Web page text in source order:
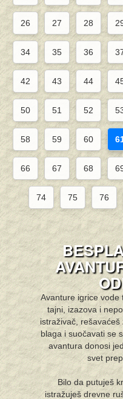
26 27 28
34 35 36
42 43 44
50 51 52
58 59 60
66 67 68
74 75 76
Avanture igrice vode
tajni, izazova i
istraživač,
blaga i suočavati se
avantura donosi
svet
Bilo da putuješ
istražuješ drevne